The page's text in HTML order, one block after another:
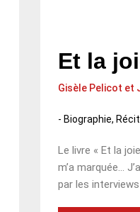
Et la
Gisèle Pelicot et
- Biographie, Récit
Le livre « Et la
m’a marquée…
par les interviews